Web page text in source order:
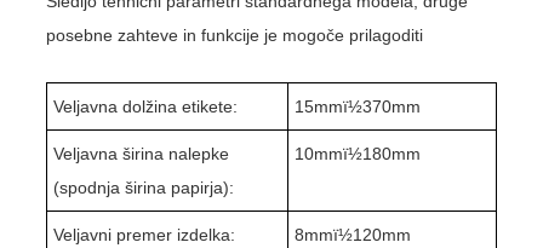
posebne zahteve in funkcije je mogoče prilagoditi
Veljavna dolžina etikete: 15mmï½370mm
Veljavna širina nalepke
(spodnja širina papirja):
10mmï½180mm
Veljavni premer izdelka: 8mmï½120mm